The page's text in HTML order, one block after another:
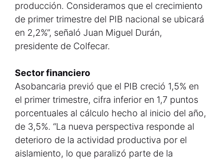
producción. Consideramos que el crecimiento
de primer trimestre del PIB nacional se ubicará
en 2,2%”, señaló Juan Miguel Durán,
presidente de Colfecar.
Sector financiero
Asobancaria previó que el PIB creció 1,5% en
el primer trimestre, cifra inferior en 1,7 puntos
porcentuales al cálculo hecho al inicio del año,
de 3,5%. “La nueva perspectiva responde al
deterioro de la actividad productiva por el
aislamiento, lo que paralizó parte de la